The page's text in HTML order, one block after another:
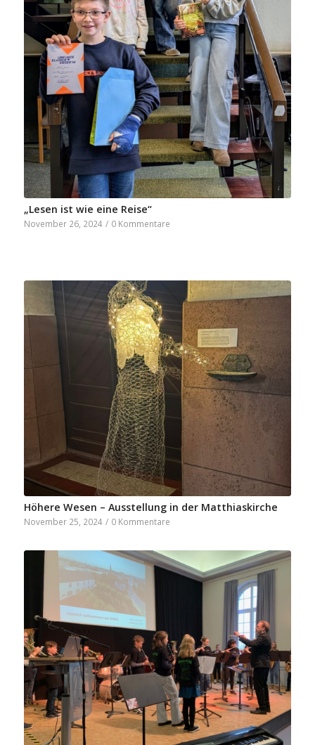
„Lesen ist wie eine Reise“
November 26, 2024 / 0 Kommentare
Höhere Wesen – Ausstellung in der Matthiaskirche
November 25, 2024 / 0 Kommentare